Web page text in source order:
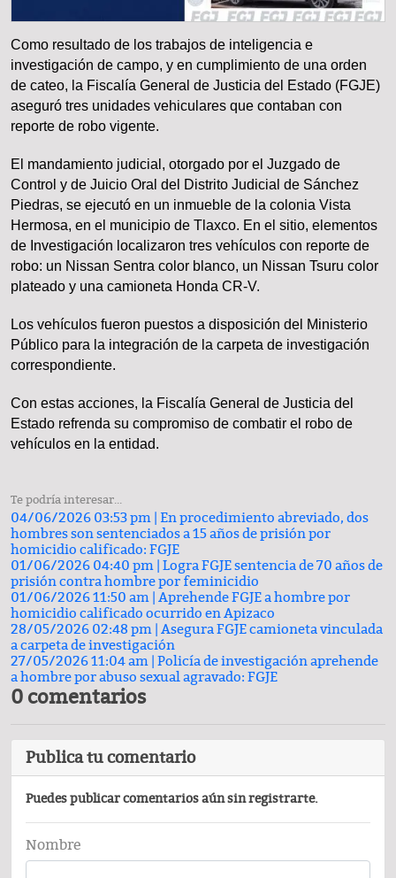
Como resultado de los trabajos de inteligencia e
investigación de campo, y en cumplimiento de una orden
de cateo, la Fiscalía General de Justicia del Estado (FGJE)
aseguró tres unidades vehiculares que contaban con
reporte de robo vigente.
El mandamiento judicial, otorgado por el Juzgado de
Control y de Juicio Oral del Distrito Judicial de Sánchez
Piedras, se ejecutó en un inmueble de la colonia Vista
Hermosa, en el municipio de Tlaxco. En el sitio, elementos
de Investigación localizaron tres vehículos con reporte de
robo: un Nissan Sentra color blanco, un Nissan Tsuru color
plateado y una camioneta Honda CR-V.
Los vehículos fueron puestos a disposición del Ministerio
Público para la integración de la carpeta de investigación
correspondiente.
Con estas acciones, la Fiscalía General de Justicia del
Estado refrenda su compromiso de combatir el robo de
vehículos en la entidad.
Te podría interesar...
04/06/2026 03:53 pm | En procedimiento abreviado, dos
hombres son sentenciados a 15 años de prisión por
homicidio calificado: FGJE
01/06/2026 04:40 pm | Logra FGJE sentencia de 70 años de
prisión contra hombre por feminicidio
01/06/2026 11:50 am | Aprehende FGJE a hombre por
homicidio calificado ocurrido en Apizaco
28/05/2026 02:48 pm | Asegura FGJE camioneta vinculada
a carpeta de investigación
27/05/2026 11:04 am | Policía de investigación aprehende
a hombre por abuso sexual agravado: FGJE
0 comentarios
Publica tu comentario
Puedes publicar comentarios aún sin registrarte.
Nombre